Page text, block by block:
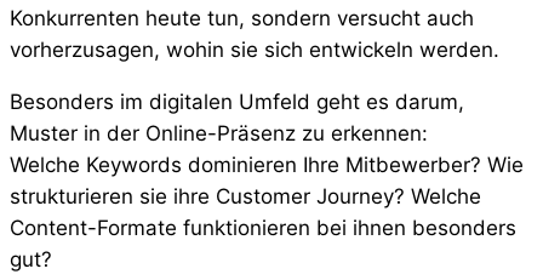
Konkurrenten heute tun, sondern versucht auch
vorherzusagen, wohin sie sich entwickeln werden.
Besonders im digitalen Umfeld geht es darum,
Muster in der Online-Präsenz zu erkennen:
Welche Keywords dominieren Ihre Mitbewerber? Wie
strukturieren sie ihre Customer Journey? Welche
Content-Formate funktionieren bei ihnen besonders
gut?